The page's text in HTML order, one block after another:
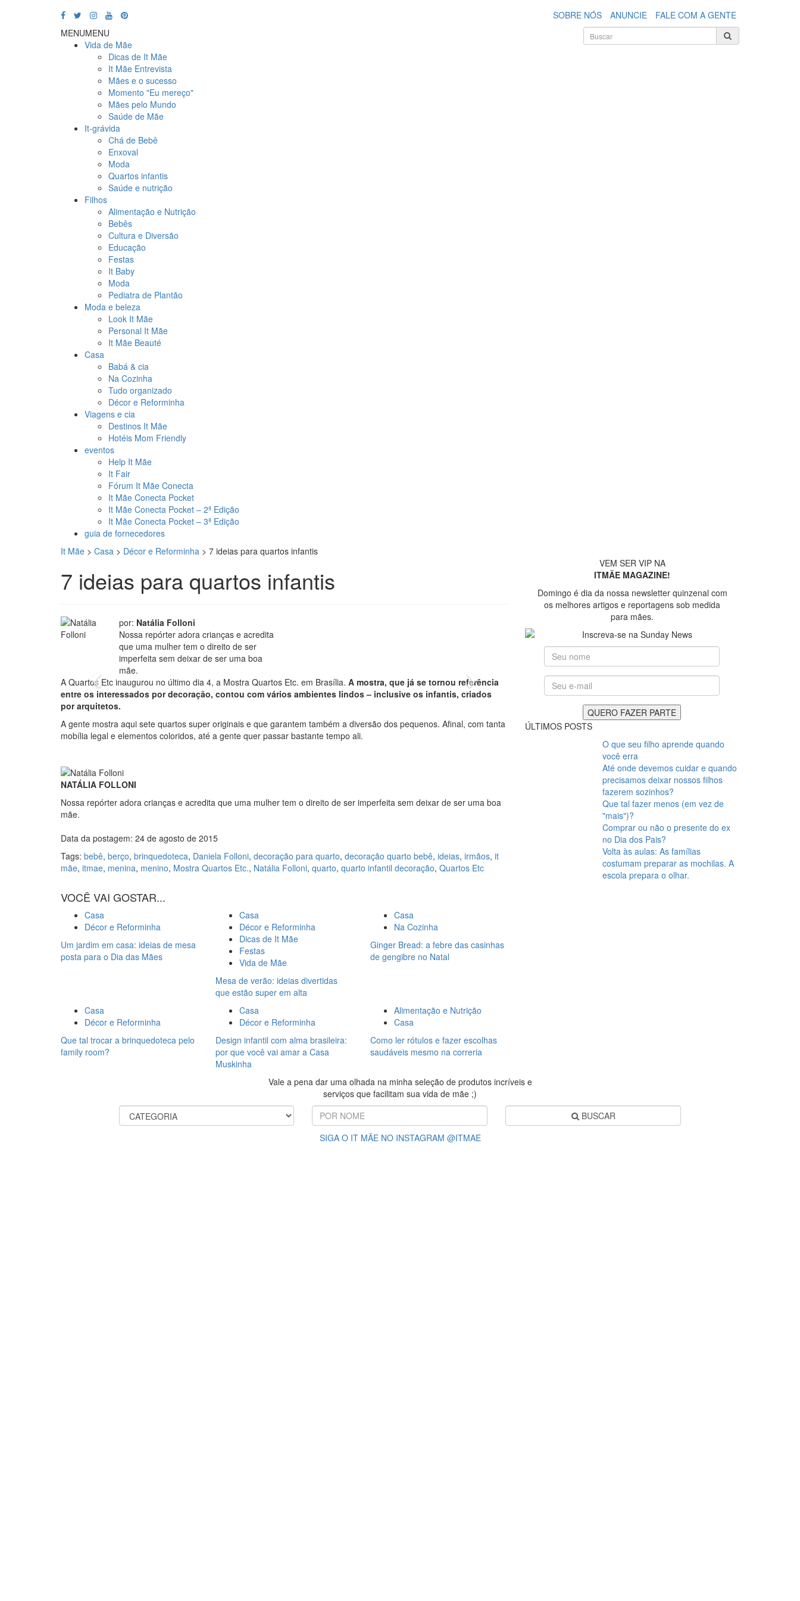
SOBRE NÓS ANUNCIE
FALE COM A GENTE
MENUMENU
Vida de Mãe
Dicas de It Mãe
It Mãe Entrevista
Mães e o sucesso
Momento "Eu mereço"
Mães pelo Mundo
Saúde de Mãe
It-grávida
Chá de Bebê
Enxoval
Moda
Quartos infantis
Saúde e nutrição
Filhos
Alimentação e Nutrição
Bebês
Cultura e Diversão
Educação
Festas
It Baby
Moda
Pediatra de Plantão
Moda e beleza
Look It Mãe
Personal It Mãe
It Mãe Beauté
Casa
Babá & cia
Na Cozinha
Tudo organizado
Décor e Reforminha
Viagens e cia
Destinos It Mãe
Hotéis Mom Friendly
eventos
Help It Mãe
It Fair
Fórum It Mãe Conecta
It Mãe Conecta Pocket
It Mãe Conecta Pocket – 2ª Edição
It Mãe Conecta Pocket – 3ª Edição
guia de fornecedores
It Mãe > Casa > Décor e Reforminha > 7 ideias para quartos infantis
7 ideias para quartos infantis
por: Natália Folloni
Nossa repórter adora crianças e acredita
que uma mulher tem o direito de ser
imperfeita sem deixar de ser uma boa
mãe.
foto: Evelyn Müller
Previous Next
A Quartos Etc inaugurou no último dia 4, a Mostra Quartos Etc. em Brasília. A mostra, que já se tornou referência
entre os interessados por decoração, contou com vários ambientes lindos – inclusive os infantis, criados
por arquitetos.
A gente mostra aqui sete quartos super originais e que garantem também a diversão dos pequenos. Afinal, com tanta
mobília legal e elementos coloridos, até a gente quer passar bastante tempo ali.
NATÁLIA FOLLONI
Nossa repórter adora crianças e acredita que uma mulher tem o direito de ser imperfeita sem deixar de ser uma boa
mãe.
Data da postagem: 24 de agosto de 2015
Tags: bebê, berço, brinquedoteca, Daniela Folloni, decoração para quarto, decoração quarto bebê, ideias, irmãos, it
mãe, itmae, menina, menino, Mostra Quartos Etc., Natália Folloni, quarto, quarto infantil decoração, Quartos Etc
VOCÊ VAI GOSTAR...
Casa
Décor e Reforminha
Um jardim em casa: ideias de mesa
posta para o Dia das Mães
Casa
Décor e Reforminha
Dicas de It Mãe
Festas
Vida de Mãe
Mesa de verão: ideias divertidas
que estão super em alta
Casa
Na Cozinha
Ginger Bread: a febre das casinhas
de gengibre no Natal
Casa
Décor e Reforminha
Que tal trocar a brinquedoteca pelo
family room?
Casa
Décor e Reforminha
Design infantil com alma brasileira:
por que você vai amar a Casa
Muskinha
Alimentação e Nutrição
Casa
Como ler rótulos e fazer escolhas
saudáveis mesmo na correria
VEM SER VIP NA
ITMÃE MAGAZINE!
Domingo é dia da nossa newsletter quinzenal com
os melhores artigos e reportagens sob medida
para mães.
ÚLTIMOS POSTS
O que seu filho aprende quando
você erra
Até onde devemos cuidar e quando
precisamos deixar nossos filhos
fazerem sozinhos?
Que tal fazer menos (em vez de
"mais")?
Comprar ou não o presente do ex
no Dia dos Pais?
Volta às aulas: As famílias
costumam preparar as mochilas. A
escola prepara o olhar.
Vale a pena dar uma olhada na minha seleção de produtos incríveis e
serviços que facilitam sua vida de mãe ;)
BUSCAR
SIGA O IT MÃE NO INSTAGRAM @ITMAE